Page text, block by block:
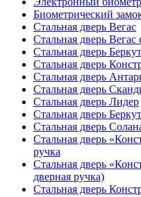
Биометрический
Стальная дверь Вегас
Стальная дверь Вегас
Стальная дверь
Стальная дверь
Стальная дверь
Стальная дверь
Стальная дверь Лидер
Стальная дверь Беркут
Стальная дверь
Стальная дверь
ручка
Стальная дверь
дверная ручка)
Стальная дверь